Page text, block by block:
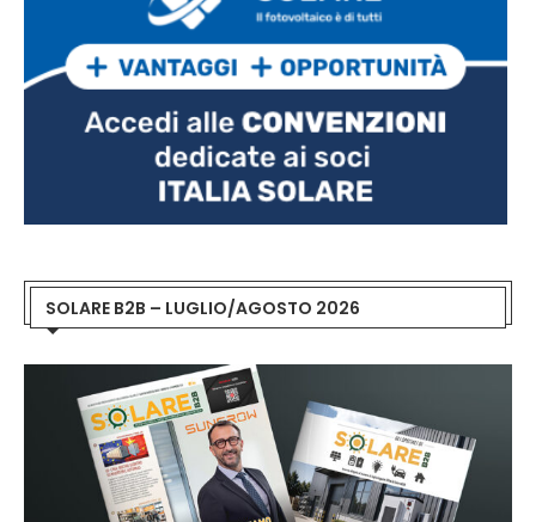
SOLARE B2B – LUGLIO/AGOSTO 2026